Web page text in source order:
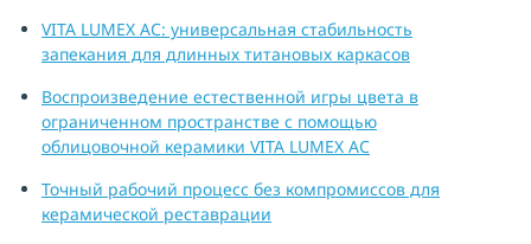
VITA LUMEX AC: универсальная стабильность
запекания для длинных титановых каркасов
Воспроизведение естественной игры цвета в
ограниченном пространстве с помощью
облицовочной керамики VITA LUMEX AC
Точный рабочий процесс без компромиссов для
керамической реставрации